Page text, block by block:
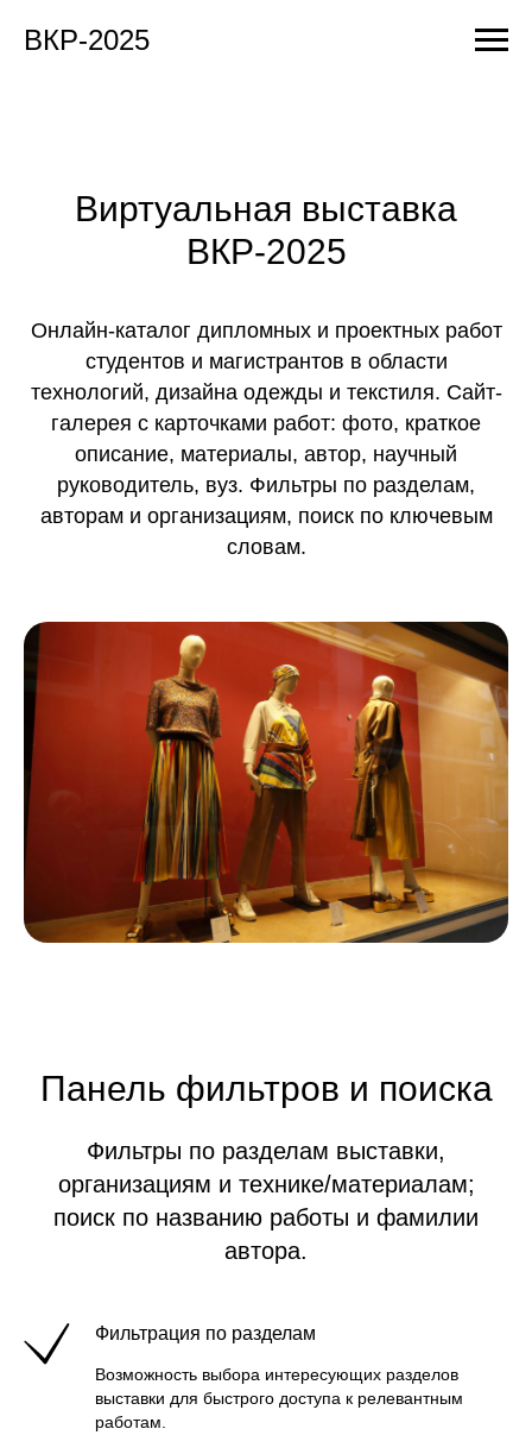
ВКР-2025
Виртуальная выставка
ВКР-2025
Онлайн-каталог дипломных и проектных работ
студентов и магистрантов в области
технологий, дизайна одежды и текстиля. Сайт-
галерея с карточками работ: фото, краткое
описание, материалы, автор, научный
руководитель, вуз. Фильтры по разделам,
авторам и организациям, поиск по ключевым
словам.
Панель фильтров и поиска
Фильтры по разделам выставки,
организациям и технике/материалам;
поиск по названию работы и фамилии
автора.
Фильтрация по разделам
Возможность выбора интересующих разделов
выставки для быстрого доступа к релевантным
работам.